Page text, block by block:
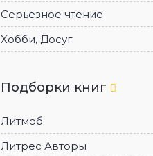
Серьезное чтение
Хобби, Досуг
Подборки книг
Литмоб
Литрес Авторы